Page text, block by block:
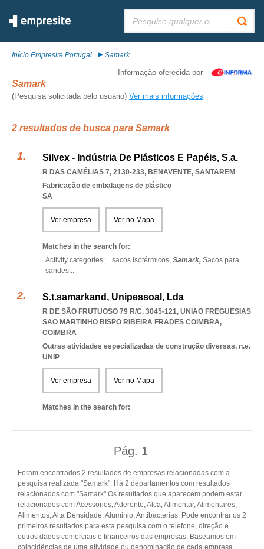
Início Empresite Portugal Samark
Informação oferecida por
Samark
(Pesquisa solicitada pelo usuário) Ver mais informações
2 resultados de busca para Samark
Silvex - Indústria De Plásticos E Papéis, S.a.
R DAS CAMÉLIAS 7, 2130-233, BENAVENTE, SANTAREM
Fabricação de embalagens de plástico
SA
Ver empresa Ver no Mapa
Matches in the search for:
Activity categories: ...sacos isotérmicos, Samark, Sacos para
sandes...
S.t.samarkand, Unipessoal, Lda
R DE SÃO FRUTUOSO 79 R/C, 3045-121, UNIAO FREGUESIAS
SAO MARTINHO BISPO RIBEIRA FRADES COIMBRA,
COIMBRA
Outras atividades especializadas de construção diversas, n.e.
UNIP
Ver empresa Ver no Mapa
Matches in the search for:
Pág. 1
Foram encontrados 2 resultados de empresas relacionadas com a
pesquisa realizada "Samark". Há 2 departamentos com resultados
relacionados com "Samark".Os resultados que aparecem podem estar
relacionados com Acessorios, Aderente, Alca, Alimentar, Alimentares,
Alimentos, Alta Densidade, Aluminio, Antibacterias. Pode encontrar os 2
primeiros resultados para esta pesquisa com o telefone, direção e
outros dados comerciais e financeiros das empresas. Baseamos em
coincidências de uma atividade ou denominação de cada empresa